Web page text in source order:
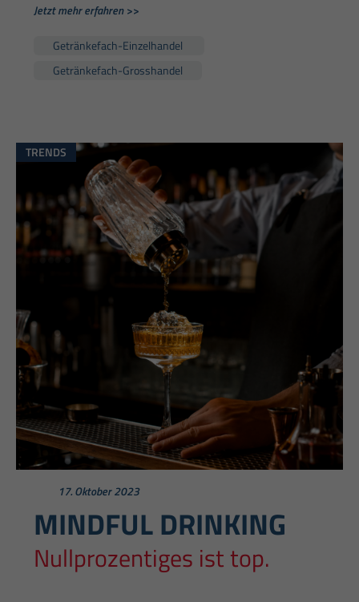
Jetzt mehr erfahren >>
Getränkefach-Einzelhandel
Getränkefach-Grosshandel
TRENDS
17. Oktober 2023
MINDFUL DRINKING
Nullprozentiges ist top.